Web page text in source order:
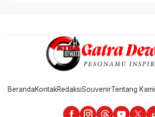
BerandaKontakRedaksiSouvenirTentang Kami